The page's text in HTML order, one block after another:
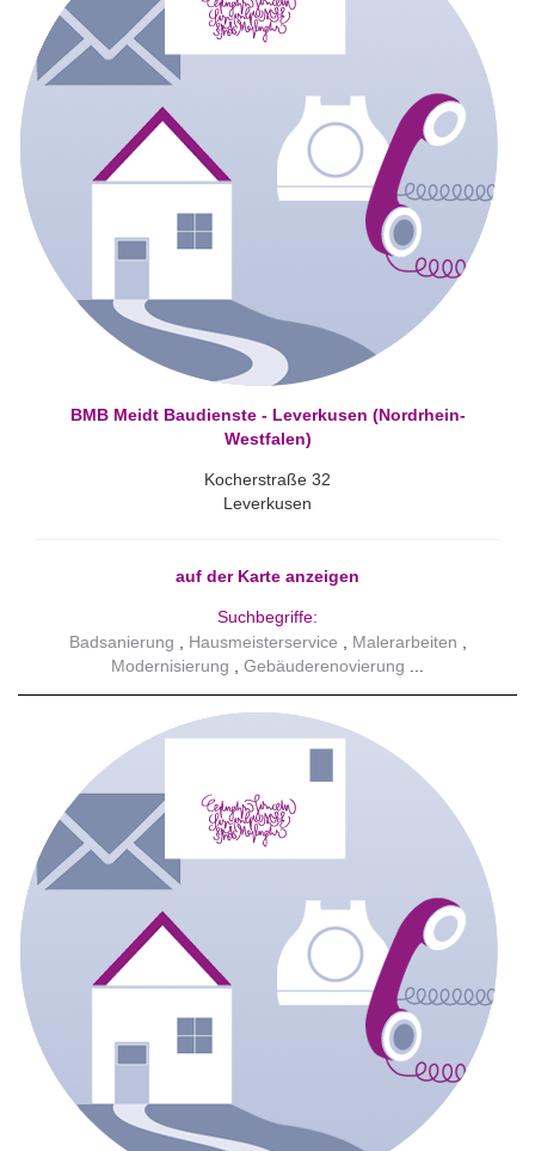
BMB Meidt Baudienste - Leverkusen (Nordrhein-
Westfalen)
Kocherstraße 32
Leverkusen
auf der Karte anzeigen
Suchbegriffe:
Badsanierung
Hausmeisterservice
Malerarbeiten
Modernisierung
Gebäuderenovierung